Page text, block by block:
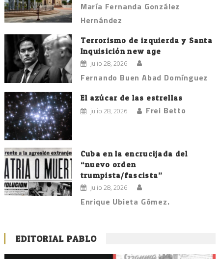
María Fernanda González
Hernández
Terrorismo de izquierda y Santa
Inquisición new age
julio 28, 2026
Fernando Buen Abad Domínguez
El azúcar de las estrellas
julio 28, 2026 Frei Betto
Cuba en la encrucijada del
“nuevo orden
trumpista/fascista”
julio 28, 2026
Enrique Ubieta Gómez.
EDITORIAL PABLO